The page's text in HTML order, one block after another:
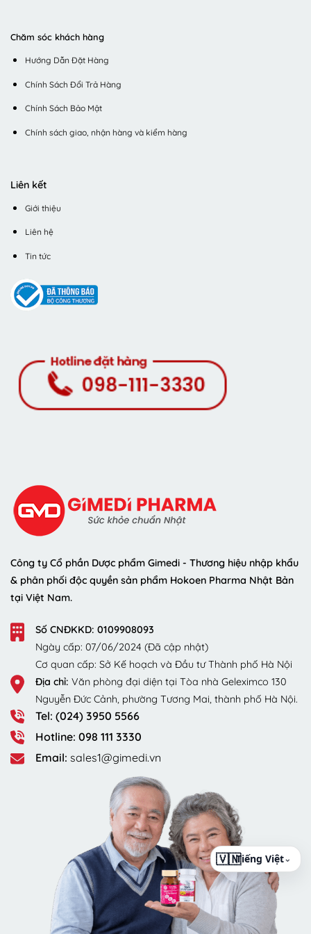
Chăm sóc khách hàng
Hướng Dẫn Đặt Hàng
Chính Sách Đổi Trả Hàng
Chính Sách Bảo Mật
Chính sách giao, nhận hàng và kiểm hàng
Liên kết
Giới thiệu
Liên hệ
Tin tức
Công ty Cổ phần Dược phẩm Gimedi - Thương hiệu nhập khẩu
& phân phối độc quyền sản phẩm Hokoen Pharma Nhật Bản
tại Việt Nam.
Số CNĐKKD: 0109908093
Ngày cấp: 07/06/2024 (Đã cập nhật)
Cơ quan cấp: Sở Kế hoạch và Đầu tư Thành phố Hà Nội
Địa chỉ: Văn phòng đại diện tại Tòa nhà Geleximco 130
Nguyễn Đức Cảnh, phường Tương Mai, thành phố Hà Nội.
Tel: (024) 3950 5566
Hotline: 098 111 3330
Email: sales1@gimedi.vn
⌄